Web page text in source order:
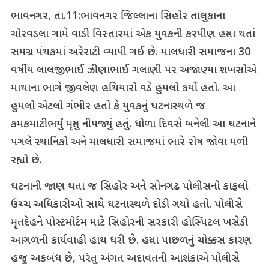
ભાવનગર, તા.11:ભાવનગર જિલ્લાના સિહોર તાલુકાના
ચોરવડલા ગામે વાડી વિસ્તારમાં એક યુવકની કરપીણ હત્યા થતાં
સમગ્ર પંથકમાં અરેરાટી વ્યાપી ગઈ છે. માલધારી સમાજના 30
વર્ષીય લાલજીભાઈ ઝીણાભાઈ ગલાણી પર અજાણ્યા શખસોએ
માથાના ભાગે જીવલેણ હથિયારો વડે હુમલો કર્યો હતો. આ
હુમલો એટલો ગંભીર હતો કે યુવકનું ઘટનાસ્થળે જ
કમકમાટીભર્યું મૃત્યુ નીપજ્યું હતું. ધોળા દિવસે બનેલી આ ઘટનાને
પગલે સ્થાનિકો અને માલધારી સમાજમાં ભારે રોષ જોવા મળી
રહ્યો છે.
ઘટનાની જાણ થતા જ સિહોર અને સોનગઢ પોલીસનો કાફલો
ઉચ્ચ અધિકારીઓ સાથે ઘટનાસ્થળે દોડી ગયો હતો. પોલીસે
મૃતદેહને પોસ્ટમોર્ટમ માટે સિહોરની સરકારી હોસ્પિટલ ખસેડી
આગળની કાર્યવાહી હાથ ધરી છે. હત્યા પાછળનું ચોક્કસ કારણ
હજુ અકબંધ છે, પરંતુ અંગત અદાવતની આશંકાએ પોલીસે